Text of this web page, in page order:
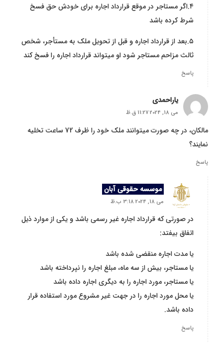
۴.اگر مستاجر در موقع قرارداد اجاره برای خودش حق فسخ
شرط کرده باشد
۵.بعد از قرارداد اجاره و قبل از تحویل ملک به مستأجر، شخص
ثالث مزاحم مستاجر شود او می­تواند قرارداد اجاره را فسخ کند
پاسخ
یاراحمدی
می 18, 2024 11:27 ق.ظ
مالکان، در چه صورت میتوانند ملک خود را ظرف 72 ساعت تخلیه
نمایند؟
پاسخ
موسسه حقوقی آبان
می 18, 2024 3:18 ب.ظ
در صورتی که قرارداد اجاره غیر رسمی باشد و یکی از موارد ذیل
اتفاق بیفتد:
یا مدت اجاره منقضی شده باشد
یا مستاجر، بیش از سه ماه، مبلغ اجاره را نپرداخته باشد
یا مستاجر، مورد اجاره را به دیگری اجاره داده باشد
یا محل مورد اجاره را در جهت غیر مشروع مورد استفاده قرار
داده باشد.
پاسخ